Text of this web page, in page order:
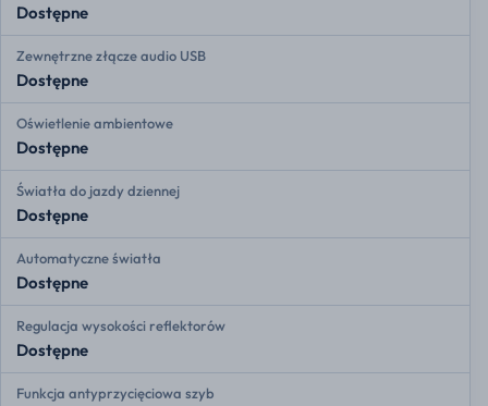
Dostępne
Zewnętrzne złącze audio USB
Dostępne
Oświetlenie ambientowe
Dostępne
Światła do jazdy dziennej
Dostępne
Automatyczne światła
Dostępne
Regulacja wysokości reflektorów
Dostępne
Funkcja antyprzycięciowa szyb